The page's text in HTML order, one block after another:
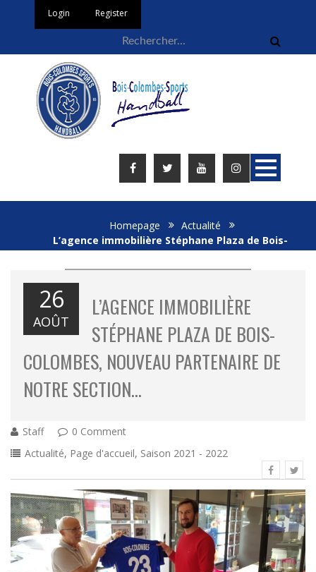
Login Register
Homepage
Actualité
L’agence immobilière Stéphane Plaza de Bois-
Colombes, nouveau partenaire de notre section…
26
AOÛT
L’AGENCE IMMOBILIÈRE
STÉPHANE PLAZA DE BOIS-
COLOMBES, NOUVEAU PARTENAIRE DE
NOTRE SECTION…
Staff
0 Comment
Actualité, Page d'accueil, Saison 2021 - 2022